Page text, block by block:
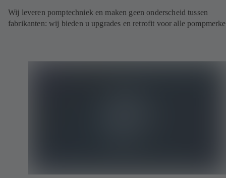
Wij leveren pomptechniek en maken geen onderscheid tussen
fabrikanten: wij bieden u upgrades en retrofit voor alle